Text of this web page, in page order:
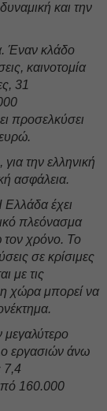
και την
Έναν κλάδο
καινοτομία
31
προσελκύσει
την ελληνική
ασφάλεια.
Ελλάδα έχει
πλεόνασμα
τον χρόνο. Το
σε κρίσιμες
με τις
η χώρα μπορεί να
μεγαλύτερο
εργασιών άνω
7,4
160.000